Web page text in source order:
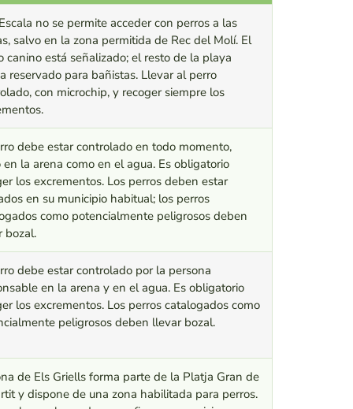
no se permite acceder con perros a las
salvo en la zona permitida de Rec del Molí. El
canino está señalizado; el resto de la playa
reservado para bañistas. Llevar al perro
con microchip, y recoger siempre los
debe estar controlado en todo momento,
la arena como en el agua. Es obligatorio
los excrementos. Los perros deben estar
en su municipio habitual; los perros
como potencialmente peligrosos deben
bozal.
debe estar controlado por la persona
en la arena y en el agua. Es obligatorio
los excrementos. Los perros catalogados como
peligrosos deben llevar bozal.
de Els Griells forma parte de la Platja Gran de
y dispone de una zona habilitada para perros.